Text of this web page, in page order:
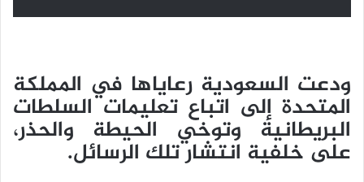
ودعت السعودية رعاياها في المملكة
المتحدة إلى اتباع تعليمات السلطات
البريطانية وتوخي الحيطة والحذر،
على خلفية انتشار تلك الرسائل.